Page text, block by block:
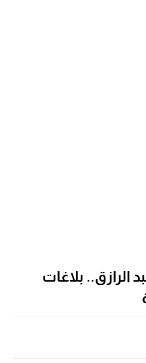
الرازق.. بلاغات